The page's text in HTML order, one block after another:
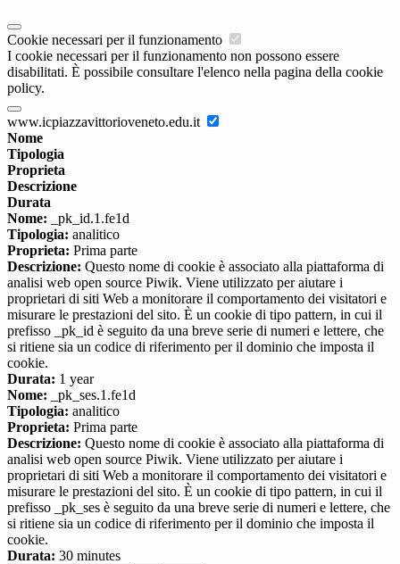
Cookie necessari per il funzionamento
I cookie necessari per il funzionamento non possono essere
disabilitati. È possibile consultare l'elenco nella pagina della cookie
policy.
www.icpiazzavittorioveneto.edu.it
Nome
Tipologia
Proprieta
Descrizione
Durata
Nome: _pk_id.1.fe1d
Tipologia: analitico
Proprieta: Prima parte
Descrizione: Questo nome di cookie è associato alla piattaforma di
analisi web open source Piwik. Viene utilizzato per aiutare i
proprietari di siti Web a monitorare il comportamento dei visitatori e
misurare le prestazioni del sito. È un cookie di tipo pattern, in cui il
prefisso _pk_id è seguito da una breve serie di numeri e lettere, che
si ritiene sia un codice di riferimento per il dominio che imposta il
cookie.
Durata: 1 year
Nome: _pk_ses.1.fe1d
Tipologia: analitico
Proprieta: Prima parte
Descrizione: Questo nome di cookie è associato alla piattaforma di
analisi web open source Piwik. Viene utilizzato per aiutare i
proprietari di siti Web a monitorare il comportamento dei visitatori e
misurare le prestazioni del sito. È un cookie di tipo pattern, in cui il
prefisso _pk_ses è seguito da una breve serie di numeri e lettere, che
si ritiene sia un codice di riferimento per il dominio che imposta il
cookie.
Durata: 30 minutes